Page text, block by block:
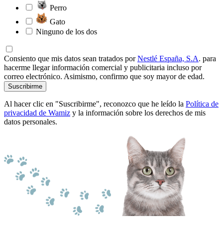
Perro
Gato
Ninguno de los dos
Consiento que mis datos sean tratados porNestlé España, S.A. para
hacerme llegar información comercial y publicitaria incluso por
correo electrónico. Asimismo, confirmo que soy mayor de edad.
Suscribirme
Al hacer clic en "Suscribirme", reconozco que he leído la Política de
privacidad de Wamiz y la información sobre los derechos de mis
datos personales.